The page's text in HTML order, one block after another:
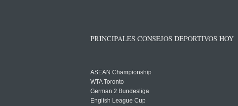
PRINCIPALES CONSEJOS DEPORTIVOS HOY
ASEAN Championship
WTA Toronto
German 2 Bundesliga
English League Cup